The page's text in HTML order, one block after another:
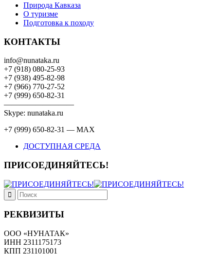
Природа Кавказа
О туризме
Подготовка к походу
КОНТАКТЫ
info@nunataka.ru
+7 (918) 080-25-93
+7 (938) 495-82-98
+7 (966) 770-27-52
+7 (999) 650-82-31
—————————
Skype: nunataka.ru
+7 (999) 650-82-31 — MAX
ДОСТУПНАЯ СРЕДА
ПРИСОЕДИНЯЙТЕСЬ!
РЕКВИЗИТЫ
ООО «НУНАТАК»
ИНН 2311175173
КПП 231101001